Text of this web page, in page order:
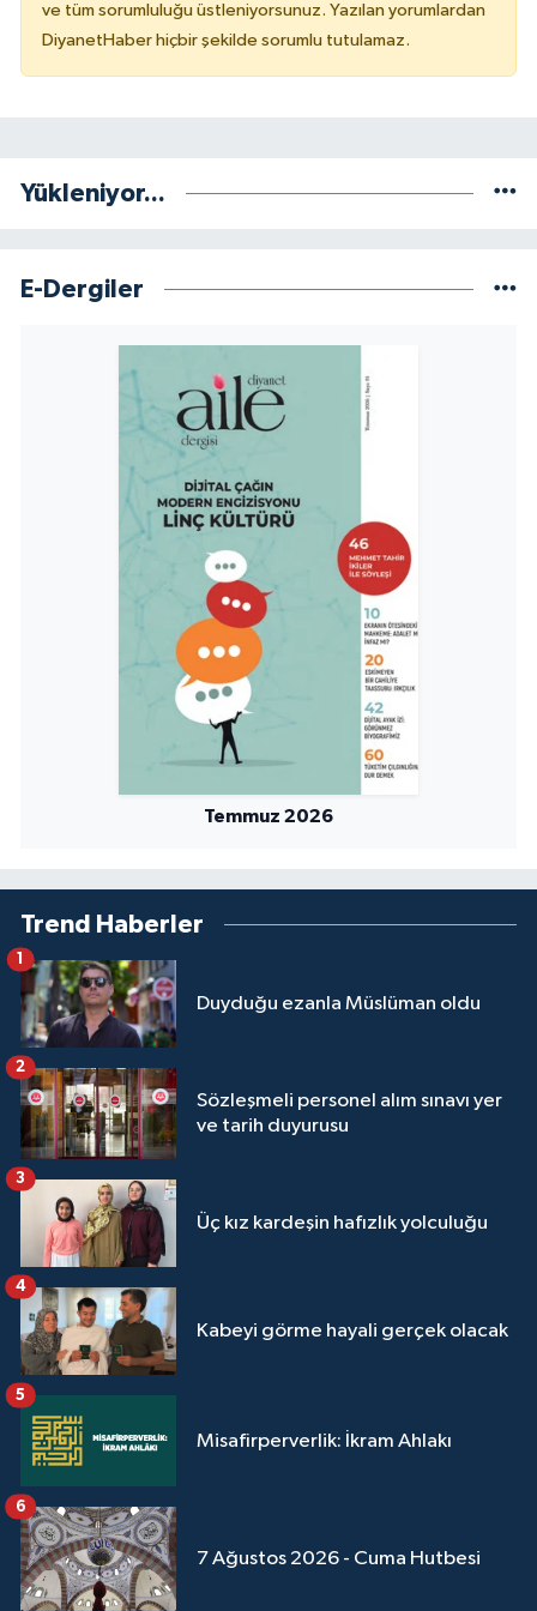
ve tüm sorumluluğu üstleniyorsunuz. Yazılan yorumlardan
DiyanetHaber hiçbir şekilde sorumlu tutulamaz.
Yükleniyor...
E-Dergiler
Temmuz 2026
Trend Haberler
Duyduğu ezanla Müslüman oldu
1
Sözleşmeli personel alım sınavı yer
ve tarih duyurusu
2
Üç kız kardeşin hafızlık yolculuğu
3
Kabeyi görme hayali gerçek olacak
4
Misafirperverlik: İkram Ahlakı
5
7 Ağustos 2026 - Cuma Hutbesi
6